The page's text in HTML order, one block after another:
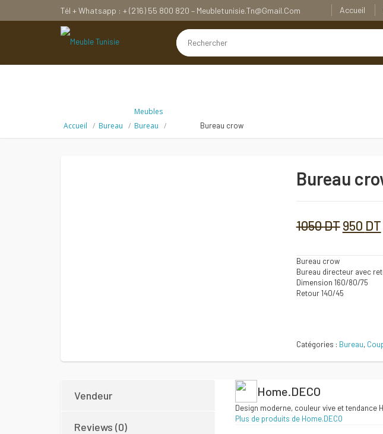
Accueil
Tél + Whatsapp : + (216) 55 800 820 – Meubletunisie.tn@gmail.com
Accueil Bureau
Meubles
Bureau
Bureau crow
Bureau
1050DT Le
initial
1050
950 DT
Bureau crow
Bureau directeur avec
Dimension 160/80/75
Retour 140/45
Catégories : Bureau,
Vendeur
Reviews (0)
Home.DECO
Design moderne, couleur vive et tendance
Plus de produits de Home.DECO